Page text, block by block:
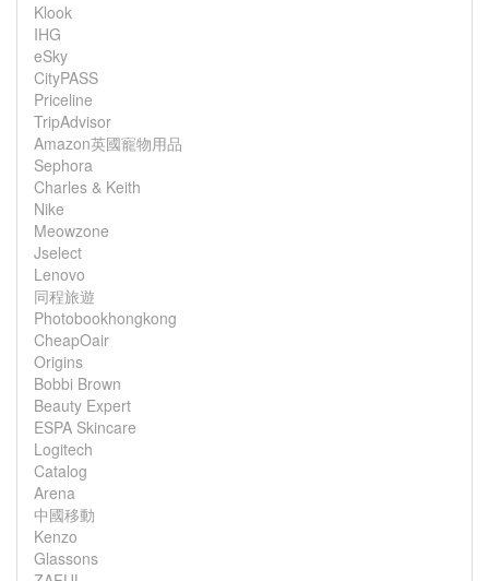
Klook
IHG
eSky
CityPASS
Priceline
TripAdvisor
Amazon英國寵物用品
Sephora
Charles & Keith
Nike
Meowzone
Jselect
Lenovo
同程旅遊
Photobookhongkong
CheapOair
Origins
Bobbi Brown
Beauty Expert
ESPA Skincare
Logitech
Catalog
Arena
中國移動
Kenzo
Glassons